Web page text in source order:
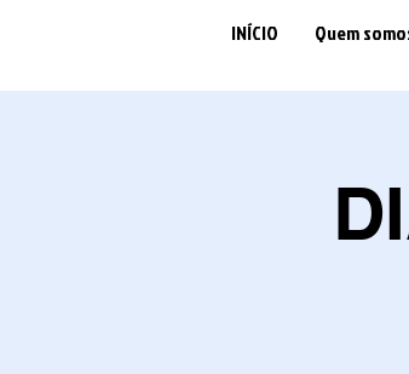
INÍCIO Quem